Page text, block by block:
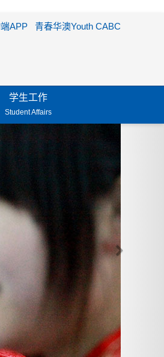
青春华澳Youth CABC
APP
学生工作
Student Affairs